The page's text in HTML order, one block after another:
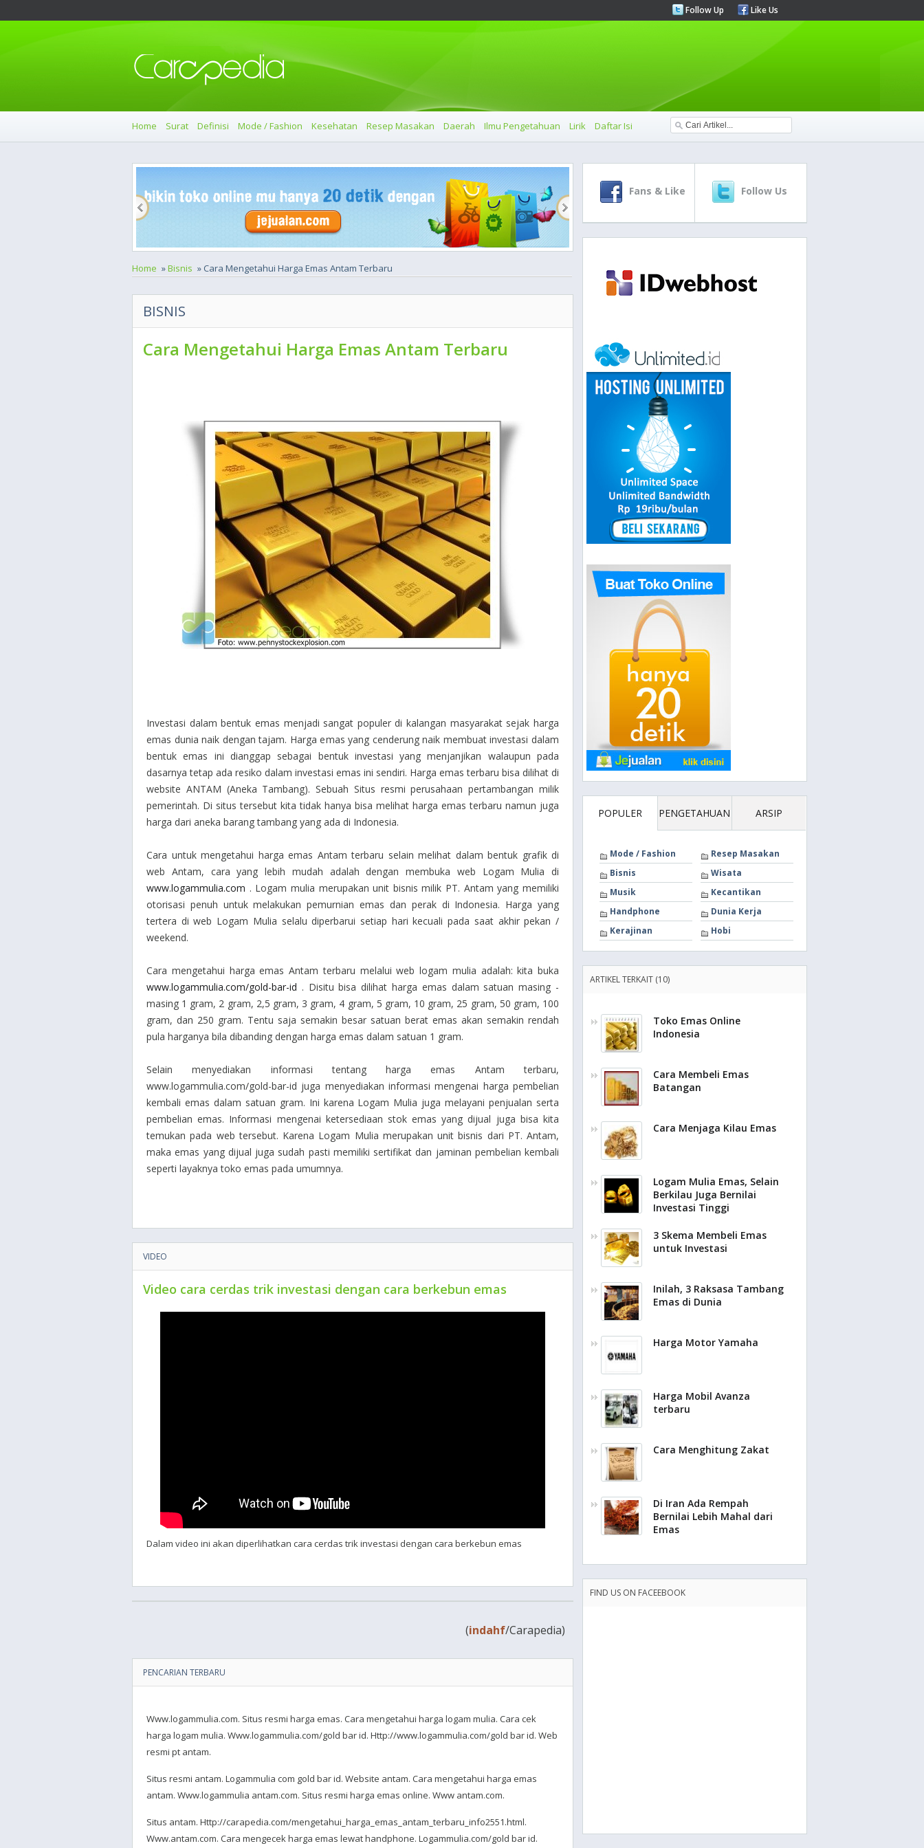
Follow Up Like Us
Home Surat Definisi Mode / Fashion Kesehatan Resep Masakan Daerah Ilmu Pengetahuan Lirik Daftar Isi
Home »Bisnis » Cara Mengetahui Harga Emas Antam Terbaru
BISNIS
Cara Mengetahui Harga Emas Antam Terbaru
Investasi dalam bentuk emas menjadi sangat populer di kalangan masyarakat sejak harga
emas dunia naik dengan tajam. Harga emas yang cenderung naik membuat investasi dalam
bentuk emas ini dianggap sebagai bentuk investasi yang menjanjikan walaupun pada
dasarnya tetap ada resiko dalam investasi emas ini sendiri. Harga emas terbaru bisa dilihat di
website ANTAM (Aneka Tambang). Sebuah Situs resmi perusahaan pertambangan milik
pemerintah. Di situs tersebut kita tidak hanya bisa melihat harga emas terbaru namun juga
harga dari aneka barang tambang yang ada di Indonesia.
Cara untuk mengetahui harga emas Antam terbaru selain melihat dalam bentuk grafik di
web Antam, cara yang lebih mudah adalah dengan membuka web Logam Mulia di
www.logammulia.com . Logam mulia merupakan unit bisnis milik PT. Antam yang memiliki
otorisasi penuh untuk melakukan pemurnian emas dan perak di Indonesia. Harga yang
tertera di web Logam Mulia selalu diperbarui setiap hari kecuali pada saat akhir pekan /
weekend.
Cara mengetahui harga emas Antam terbaru melalui web logam mulia adalah: kita buka
www.logammulia.com/gold-bar-id . Disitu bisa dilihat harga emas dalam satuan masing -
masing 1 gram, 2 gram, 2,5 gram, 3 gram, 4 gram, 5 gram, 10 gram, 25 gram, 50 gram, 100
gram, dan 250 gram. Tentu saja semakin besar satuan berat emas akan semakin rendah
pula harganya bila dibanding dengan harga emas dalam satuan 1 gram.
Selain menyediakan informasi tentang harga emas Antam terbaru,
www.logammulia.com/gold-bar-id juga menyediakan informasi mengenai harga pembelian
kembali emas dalam satuan gram. Ini karena Logam Mulia juga melayani penjualan serta
pembelian emas. Informasi mengenai ketersediaan stok emas yang dijual juga bisa kita
temukan pada web tersebut. Karena Logam Mulia merupakan unit bisnis dari PT. Antam,
maka emas yang dijual juga sudah pasti memiliki sertifikat dan jaminan pembelian kembali
seperti layaknya toko emas pada umumnya.
VIDEO
Video cara cerdas trik investasi dengan cara berkebun emas
Dalam video ini akan diperlihatkan cara cerdas trik investasi dengan cara berkebun emas
(indahf/Carapedia)
PENCARIAN TERBARU
Www.logammulia.com. Situs resmi harga emas. Cara mengetahui harga logam mulia. Cara cek
harga logam mulia. Www.logammulia.com/gold bar id. Http://www.logammulia.com/gold bar id. Web
resmi pt antam.
Situs resmi antam. Logammulia com gold bar id. Website antam. Cara mengetahui harga emas
antam. Www.logammulia antam.com. Situs resmi harga emas online. Www antam.com.
Situs antam. Http://carapedia.com/mengetahui_harga_emas_antam_terbaru_info2551.html.
Www.antam.com. Cara mengecek harga emas lewat handphone. Logammulia.com/gold bar id.
Fans & Like Follow Us
POPULER PENGETAHUAN ARSIP
Mode / Fashion
Resep Masakan
Bisnis
Wisata
Musik
Kecantikan
Handphone
Dunia Kerja
Kerajinan
Hobi
ARTIKEL TERKAIT (10)
Toko Emas Online
Indonesia
Cara Membeli Emas
Batangan
Cara Menjaga Kilau Emas
Logam Mulia Emas, Selain
Berkilau Juga Bernilai
Investasi Tinggi
3 Skema Membeli Emas
untuk Investasi
Inilah, 3 Raksasa Tambang
Emas di Dunia
Harga Motor Yamaha
Harga Mobil Avanza
terbaru
Cara Menghitung Zakat
Di Iran Ada Rempah
Bernilai Lebih Mahal dari
Emas
FIND US ON FACEEBOOK